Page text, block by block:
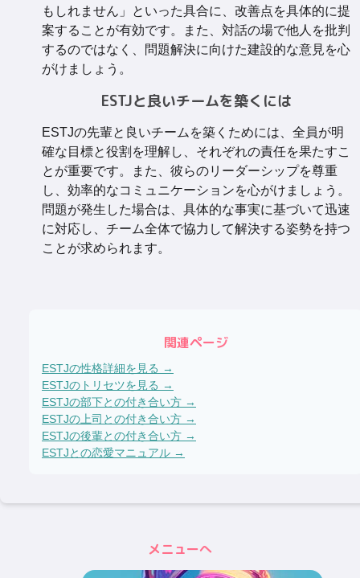
メニューへ
もしれません」といった具合に、改善点を具体的に提
案することが有効です。また、対話の場で他人を批判
するのではなく、問題解決に向けた建設的な意見を心
がけましょう。
ESTJと良いチームを築くには
ESTJの先輩と良いチームを築くためには、全員が明
確な目標と役割を理解し、それぞれの責任を果たすこ
とが重要です。また、彼らのリーダーシップを尊重
し、効率的なコミュニケーションを心がけましょう。
問題が発生した場合は、具体的な事実に基づいて迅速
に対応し、チーム全体で協力して解決する姿勢を持つ
ことが求められます。
関連ページ
ESTJの性格詳細を見る →
ESTJのトリセツを見る →
ESTJの部下との付き合い方 →
ESTJの上司との付き合い方 →
ESTJの後輩との付き合い方 →
ESTJとの恋愛マニュアル →